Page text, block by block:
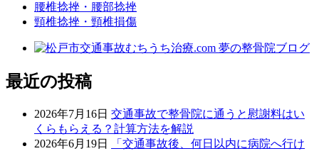
腰椎捻挫・腰部捻挫
頸椎捻挫・頸椎損傷
最近の投稿
2026年7月16日 交通事故で整骨院に通うと慰謝料はい
くらもらえる？計算方法を解説
2026年6月19日
「交通事故後、何日以内に病院へ行け